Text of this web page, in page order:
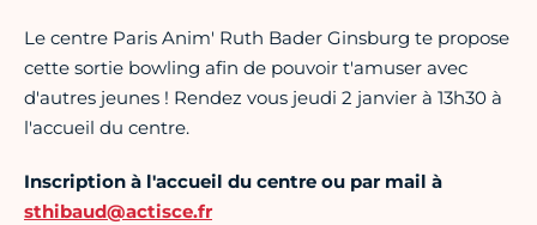
Le centre Paris Anim' Ruth Bader Ginsburg te propose
cette sortie bowling afin de pouvoir t'amuser avec
d'autres jeunes ! Rendez vous jeudi 2 janvier à 13h30 à
l'accueil du centre.
Inscription à l'accueil du centre ou par mail à
sthibaud@actisce.fr